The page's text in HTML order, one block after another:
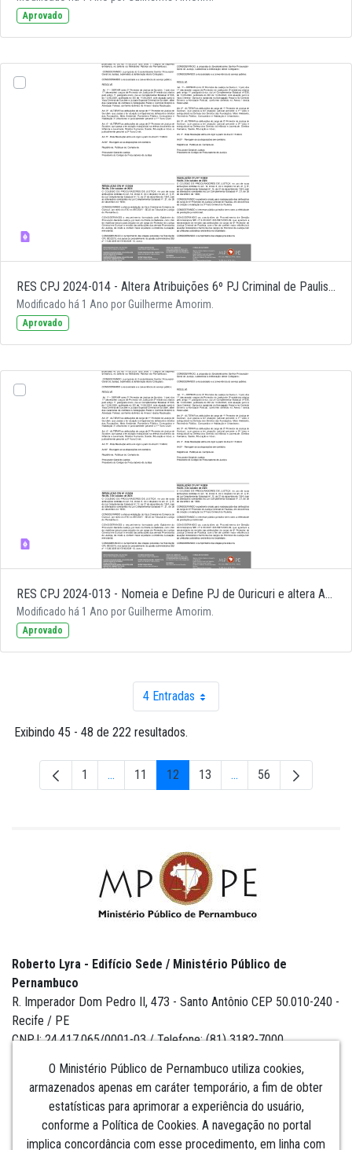
Aprovado
RES CPJ 2024-014 - Altera Atribuições 6º PJ Criminal de Paulista
Modificado há 1 Ano por Guilherme Amorim.
Aprovado
RES CPJ 2024-013 - Nomeia e Define PJ de Ouricuri e altera Atribuições 1º e 2º PJs Ouricuri
Modificado há 1 Ano por Guilherme Amorim.
Aprovado
4 EntradasPor página
Exibindo 45 - 48 de 222 resultados.
Página
1 ...Páginas intermediárias Usar ABA para navegar.
Página
11 Página
12 Página
13 ...Páginas intermediárias
Página
56
O Ministério Público de Pernambuco utiliza cookies,
armazenados apenas em caráter temporário, a fim de obter
estatísticas para aprimorar a experiência do usuário,
conforme a Política de Cookies. A navegação no portal
implica concordância com esse procedimento, em linha com
Roberto Lyra - Edifício Sede / Ministério Público de
Pernambuco
R. Imperador Dom Pedro II, 473 - Santo Antônio CEP 50.010-240 -
Recife / PE
CNPJ: 24.417.065/0001-03 / Telefone: (81) 3182-7000
Institucional